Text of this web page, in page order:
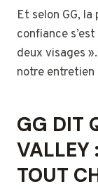
Et selon GG,
confiance
deux visages
notre entretien
GG DIT
VALLEY
TOUT